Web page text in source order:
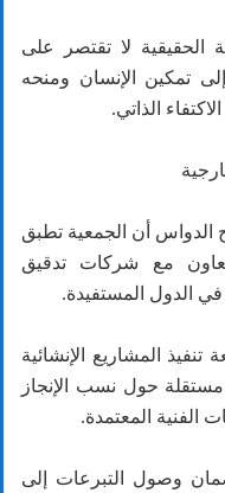
الحقيقية لا تقتصر على
إلى تمكين الإنسان ومنحه
الذاتي.
الدواس أن الجمعية تطبق
مع شركات تدقيق
الدول المستفيدة.
المشاريع الإنشائية
مستقلة حول نسب الإنجاز
الفنية المعتمدة.
وصول التبرعات إلى